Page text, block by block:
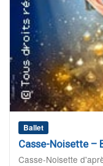
Ballet
Casse-Noisette –
Casse-Noisette